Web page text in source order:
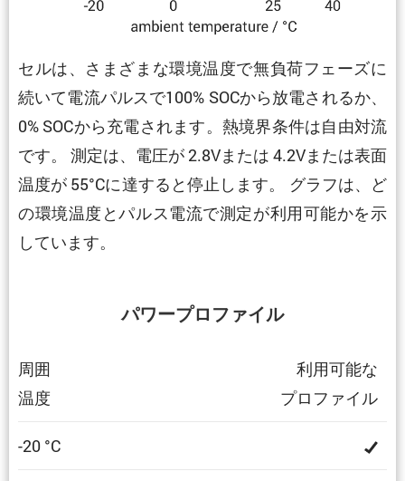
セルは、さまざまな環境温度で無負荷フェーズに
続いて電流パルスで100% SOCから放電されるか、
0% SOCから充電されます。熱境界条件は自由対流
です。 測定は、電圧が 2.8Vまたは 4.2Vまたは表面
温度が 55°Cに達すると停止します。 グラフは、ど
の環境温度とパルス電流で測定が利用可能かを示
しています。
パワープロファイル
周囲
温度
利用可能な
プロファイル
-20 °C